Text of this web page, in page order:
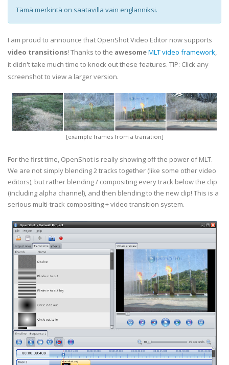
Tämä merkintä on saatavilla vain englanniksi.
I am proud to announce that OpenShot Video Editor now supports
video transitions! Thanks to the awesomeMLT video framework,
it didn't take much time to knock out these features. TIP: Click any
screenshot to view a larger version.
[example frames from a transition]
For the first time, OpenShot is really showing off the power of MLT.
We are not simply blending 2 tracks together (like some other video
editors), but rather blending / compositing every track below the clip
(including alpha channel), and then blending to the new clip! This is a
serious multi-track compositing + video transition system.